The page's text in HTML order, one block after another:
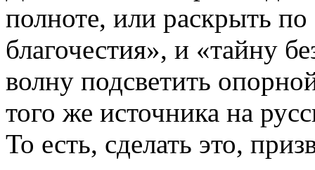
полноте, или раскрыть
благочестия», и «тайну
волну подсветить
того же источника на
То есть, сделать это,